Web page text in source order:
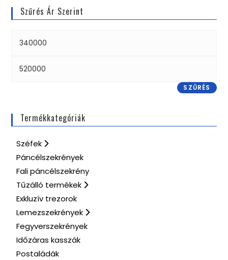
Szűrés Ár Szerint
SZŰRÉS
Termékkategóriák
Széfek
Páncélszekrények
Fali páncélszekrény
Tűzálló termékek
Exkluzív trezorok
Lemezszekrények
Fegyverszekrények
Időzáras kasszák
Postaládák